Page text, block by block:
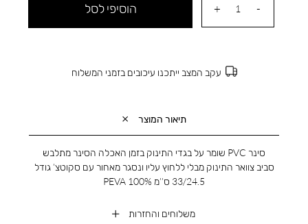
הוסיפי לסל
עקב המצב ייתכנו עיכובים בזמני המשלוח
תיאור המוצר
משלוחים והחזרות
סינר PVC שומר על בגדי התינוק בזמן האכלה הסינר מתלבש
סביב צוואר התינוק מבלי ללחוץ עליו ונסגר מאחור עם סקוטצ’ גודל
33/24.5 ס’’מ 100% PEVA